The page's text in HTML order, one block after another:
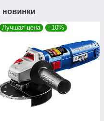
Лучшая цена –10%